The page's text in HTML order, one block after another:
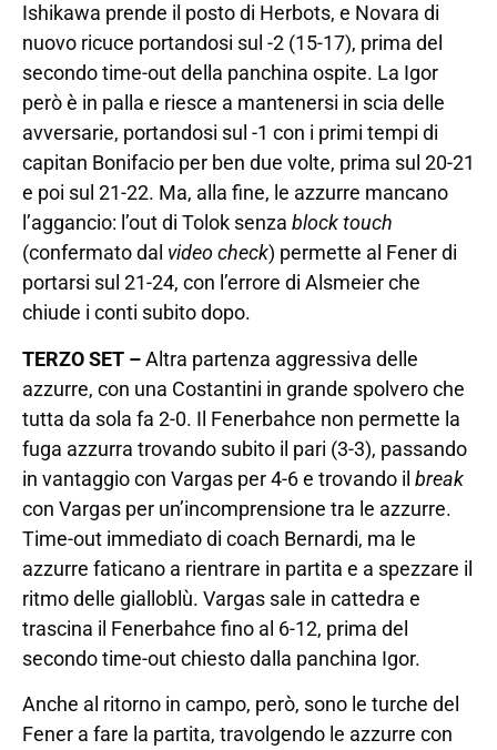
Ishikawa prende il posto di Herbots, e Novara di
nuovo ricuce portandosi sul -2 (15-17), prima del
secondo time-out della panchina ospite. La Igor
però è in palla e riesce a mantenersi in scia delle
avversarie, portandosi sul -1 con i primi tempi di
capitan Bonifacio per ben due volte, prima sul 20-21
e poi sul 21-22. Ma, alla fine, le azzurre mancano
l’aggancio: l’out di Tolok senza block touch
(confermato dal video check) permette al Fener di
portarsi sul 21-24, con l’errore di Alsmeier che
chiude i conti subito dopo.
TERZO SET –Altra partenza aggressiva delle
azzurre, con una Costantini in grande spolvero che
tutta da sola fa 2-0. Il Fenerbahce non permette la
fuga azzurra trovando subito il pari (3-3), passando
in vantaggio con Vargas per 4-6 e trovando il break
con Vargas per un’incomprensione tra le azzurre.
Time-out immediato di coach Bernardi, ma le
azzurre faticano a rientrare in partita e a spezzare il
ritmo delle gialloblù. Vargas sale in cattedra e
trascina il Fenerbahce fino al 6-12, prima del
secondo time-out chiesto dalla panchina Igor.
Anche al ritorno in campo, però, sono le turche del
Fener a fare la partita, travolgendo le azzurre con